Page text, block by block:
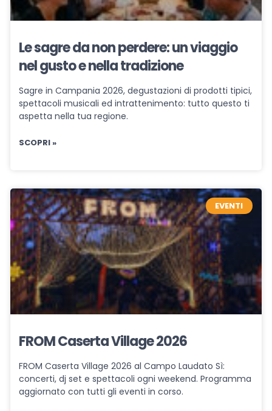
Le sagre da non perdere: un viaggio
nel gusto e nella tradizione
Sagre in Campania 2026, degustazioni di prodotti tipici,
spettacoli musicali ed intrattenimento: tutto questo ti
aspetta nella tua regione.
SCOPRI »
EVENTI
FROM Caserta Village 2026
FROM Caserta Village 2026 al Campo Laudato Sì:
concerti, dj set e spettacoli ogni weekend. Programma
aggiornato con tutti gli eventi in corso.